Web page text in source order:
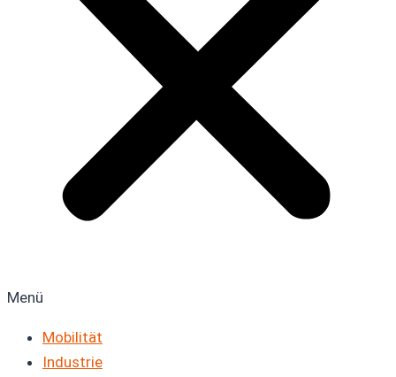
Menü
Mobilität
Industrie